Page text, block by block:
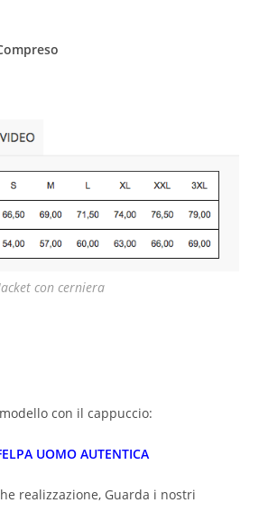
con cerniera
con il cappuccio:
UOMO AUTENTICA
realizzazione, Guarda i nostri